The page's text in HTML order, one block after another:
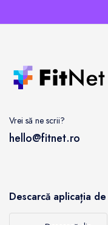
Vrei să ne scrii?
hello@fitnet.ro
Descarcă aplicația